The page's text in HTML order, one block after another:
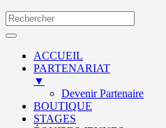
ACCUEIL
PARTENARIAT
▼
Devenir Partenaire
BOUTIQUE
STAGES